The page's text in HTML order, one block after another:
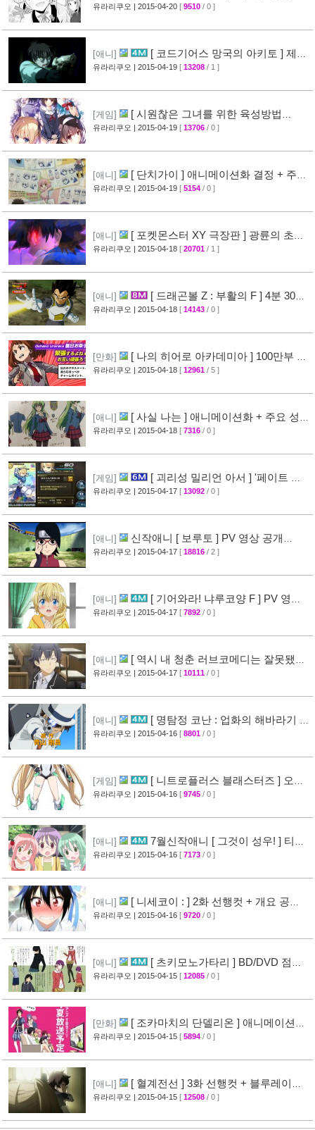
애니메이션 비교 화면 공개
유라리쿠오 | 2015-04-20 [ 9510 / 0 ]
[애니]
[ 코드기어스 망국의 아키토 ] 제3
장 다이제스트 10분영상 공개
유라리쿠오 | 2015-04-19 [ 13208 / 1 ]
[게임]
[ 시원찮은 그녀를 위한 육성방법
blessing flowers ] 캐릭터 소개 영상 공개
유라리쿠오 | 2015-04-19 [ 13706 / 0 ]
[애니]
[ 단치가이 ] 애니메이션화 결정 + 주요
성우진 공개 [27]
유라리쿠오 | 2015-04-19 [ 5154 / 0 ]
[애니]
[ 포켓몬스터 XY 극장판 ] 광륜의 초마
신 후파 PV 영상 공개 [47]
유라리쿠오 | 2015-04-18 [ 20701 / 1 ]
[애니]
[ 드래곤볼 Z : 부활의 F ] 4분 30초
스토리 영상 공개
[38]
유라리쿠오 | 2015-04-18 [ 14143 / 0 ]
[만화]
[ 나의 히어로 아카데미아 ] 100만부 돌
파 & 특설페이지 오픈 [44]
유라리쿠오 | 2015-04-18 [ 12961 / 5 ]
[애니]
[ 사실 나는 ] 애니메이션화 + 주요 성우
진 명단 공개 [32]
유라리쿠오 | 2015-04-18 [ 7316 / 0 ]
[게임]
[ 괴리성 밀리언 아서 ] '페이트 스
테이 나이트' 제휴 이벤트 정보
유라리쿠오 | 2015-04-17 [ 13092 / 0 ]
[애니]
신작애니 [ 보루토 ] PV 영상 공개
(BORUTO) [68]
유라리쿠오 | 2015-04-17 [ 18816 / 2 ]
[애니]
[ 기어와라! 냐루코양 F ] PV 영상
공개 [32]
유라리쿠오 | 2015-04-17 [ 7892 / 0 ]
[애니]
[ 역시 내 청춘 러브코메디는 잘못됐다
속 ] 3화 선행컷 + 개요 공개
유라리쿠오 | 2015-04-17 [ 10111 / 0 ]
[애니]
[ 명탐정 코난 : 업화의 해바라기 ]
CM 영상 공개 [40]
유라리쿠오 | 2015-04-16 [ 8801 / 0 ]
[게임]
[ 니트로플러스 블래스터즈 ] 오프
닝 영상 공개 [32]
유라리쿠오 | 2015-04-16 [ 9745 / 0 ]
[애니]
7월신작애니 [ 그것이 성우! ] 티저
영상 공개
[26]
유라리쿠오 | 2015-04-16 [ 7173 / 0 ]
[애니]
[ 니세코이 : ] 2화 선행컷 + 개요 공
개 [31]
유라리쿠오 | 2015-04-16 [ 9720 / 0 ]
[애니]
[ 츠키모노가타리 ] BD/DVD 점포
특전 일러스트 공개
[35]
유라리쿠오 | 2015-04-15 [ 12085 / 0 ]
[만화]
[ 조카마치의 단델리온 ] 애니메이션화
결정 [24]
유라리쿠오 | 2015-04-15 [ 5894 / 0 ]
[애니]
[ 혈계전선 ] 3화 선행컷 + 블루레이
CM 영상 공개 [20]
유라리쿠오 | 2015-04-15 [ 12508 / 0 ]